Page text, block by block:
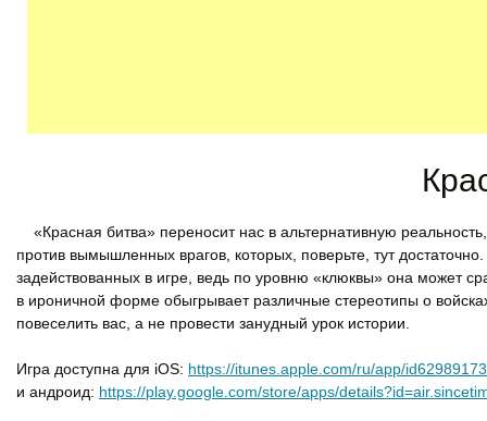
«Красная битва» переносит нас в альтернативную
против вымышленных врагов, которых, поверьте, тут
задействованных в игре, ведь по уровню «клюквы» она может
в ироничной форме обыгрывает различные стереотипы о
повеселить вас, а не провести занудный урок истории.
Игра доступна для iOS: https://itunes.apple.com/ru/app/
и андроид: https://play.google.com/store/apps/